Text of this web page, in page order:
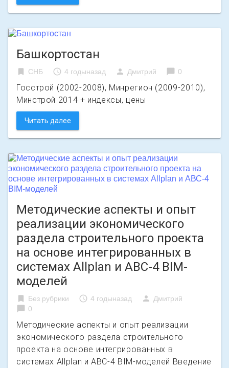
Башкортостан
bookmark СНБ access_time 4 годыназад person Дмитрий chat_bubble 0
Госстрой (2002-2008), Минрегион (2009-2010),
Минстрой 2014 + индексы, цены
Читать далее
Методические аспекты и опыт
реализации экономического
раздела строительного проекта
на основе интегрированных в
системах Allplan и АВС-4 BIM-
моделей
bookmark Без рубрики access_time 4 годыназад person Дмитрий
chat_bubble 0
Методические аспекты и опыт реализации
экономического раздела строительного
проекта на основе интегрированных в
системах Allplan и АВС-4 BIM-моделей Введение